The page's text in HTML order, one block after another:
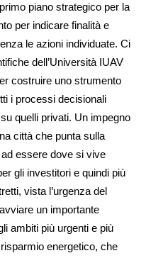
piano strategico per la
per indicare finalità e
le azioni individuate. Ci
dell’Università IUAV
costruire uno strumento
i processi decisionali
quelli privati. Un impegno
città che punta sulla
essere dove si vive
gli investitori e quindi più
vista l’urgenza del
un importante
ambiti più urgenti e più
energetico, che